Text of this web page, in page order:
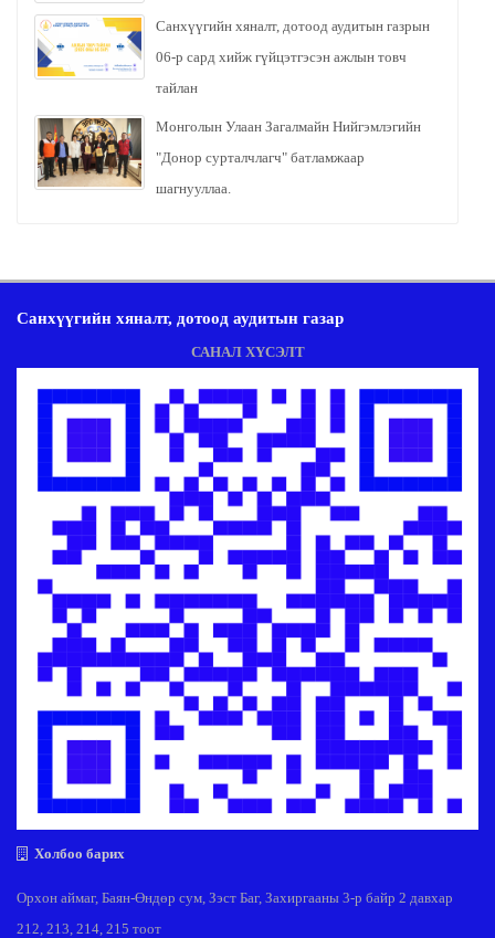
Санхүүгийн хяналт, дотоод аудитын газрын
06-р сард хийж гүйцэтгэсэн ажлын товч
тайлан
Монголын Улаан Загалмайн Нийгэмлэгийн
"Донор сурталчлагч" батламжаар
шагнууллаа.
Санхүүгийн хяналт, дотоод аудитын газар
САНАЛ ХҮСЭЛТ
Холбоо барих
Орхон аймаг, Баян-Өндөр сум, Зэст Баг, Захиргааны 3-р байр 2 давхар
212, 213, 214, 215 тоот